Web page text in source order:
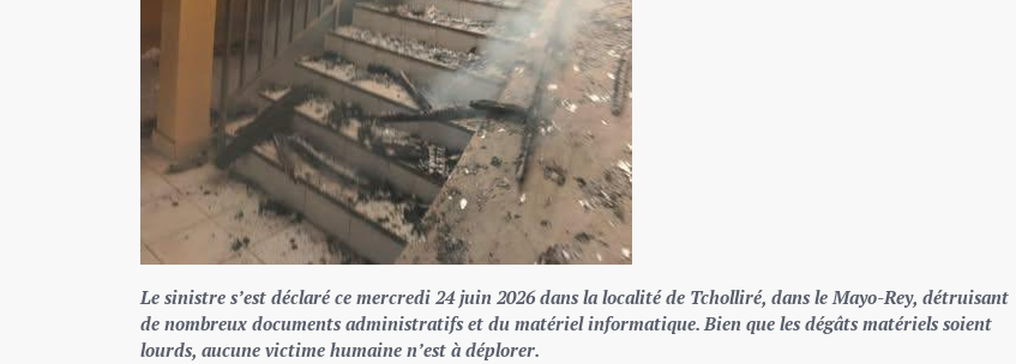
Le sinistre s’est déclaré ce mercredi 24 juin 2026 dans la localité de Tcholliré, dans le Mayo-Rey, détruisant
de nombreux documents administratifs et du matériel informatique. Bien que les dégâts matériels soient
lourds, aucune victime humaine n’est à déplorer.